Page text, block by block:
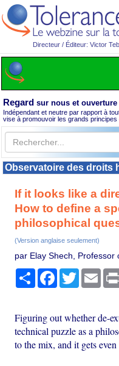
Directeur / Éditeur: Victor
Regard sur nous et
Indépendant et neutre par rapport à
vise à promouvoir les grands
Observatoire des droits
If it looks like a
How to define a
philosophical
(Version anglaise seulement)
par Elay Shech, Professor
PartagerFacebook
Twitter
Figuring out whether de-
technical puzzle as a
to the mix, and it gets